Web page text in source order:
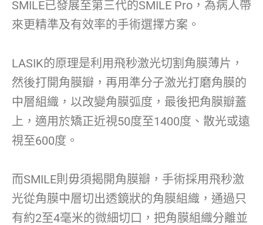
SMILE已發展至第三代的SMILE Pro，為病人帶
來更精準及有效率的手術選擇方案。
LASIK的原理是利用飛秒激光切割角膜薄片，
然後打開角膜瓣，再用準分子激光打磨角膜的
中層組織，以改變角膜弧度，最後把角膜瓣蓋
上，適用於矯正近視50度至1400度、散光或遠
視至600度。
而SMILE則毋須揭開角膜瓣，手術採用飛秒激
光從角膜中層切出透鏡狀的角膜組織，通過只
有約2至4毫米的微細切口，把角膜組織分離並